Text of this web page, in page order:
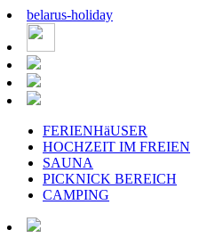
belarus-holiday
FERIENHäUSER
HOCHZEIT IM FREIEN
SAUNA
PICKNICK BEREICH
CAMPING